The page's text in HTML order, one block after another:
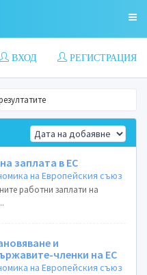
РЕГИСТРАЦИЯ
ВХОД
заплата в ЕС
на Европейския съюз
работни заплати на
и
членки на ЕС
на Европейския съюз